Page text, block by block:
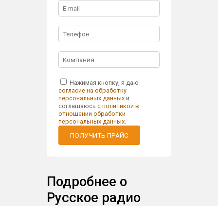
Нажимая кнопку, я даю
согласие на обработку
персональных данных и
соглашаюсь сполитикой в
отношении обработки
персональных данных.
ПОЛУЧИТЬ ПРАЙС
Подробнее о
Русское радио